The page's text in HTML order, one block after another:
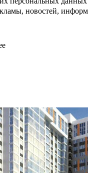
новостей,